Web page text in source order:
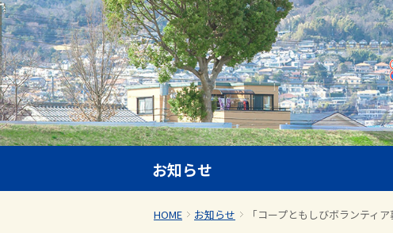
お知らせ
HOME お知らせ 「コープともしびボランティ